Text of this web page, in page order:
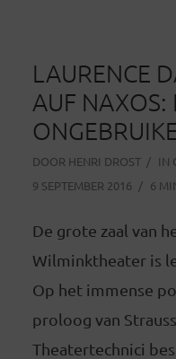
LAURENCE
AUF NAXOS:
DOOR HENRI DROST IN
9 SEPTEMBER 2016
6
De grote zaal van
Wilminktheater is
Op het immense
proloog van
Theatertechnici